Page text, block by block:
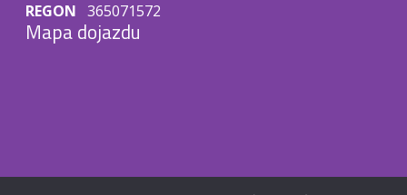
REGON 365071572
Mapa dojazdu